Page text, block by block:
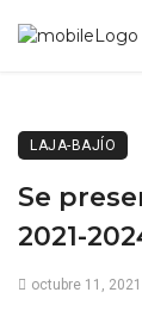
LAJA-BAJÍO
Se
2021-
octubre 11, 2021